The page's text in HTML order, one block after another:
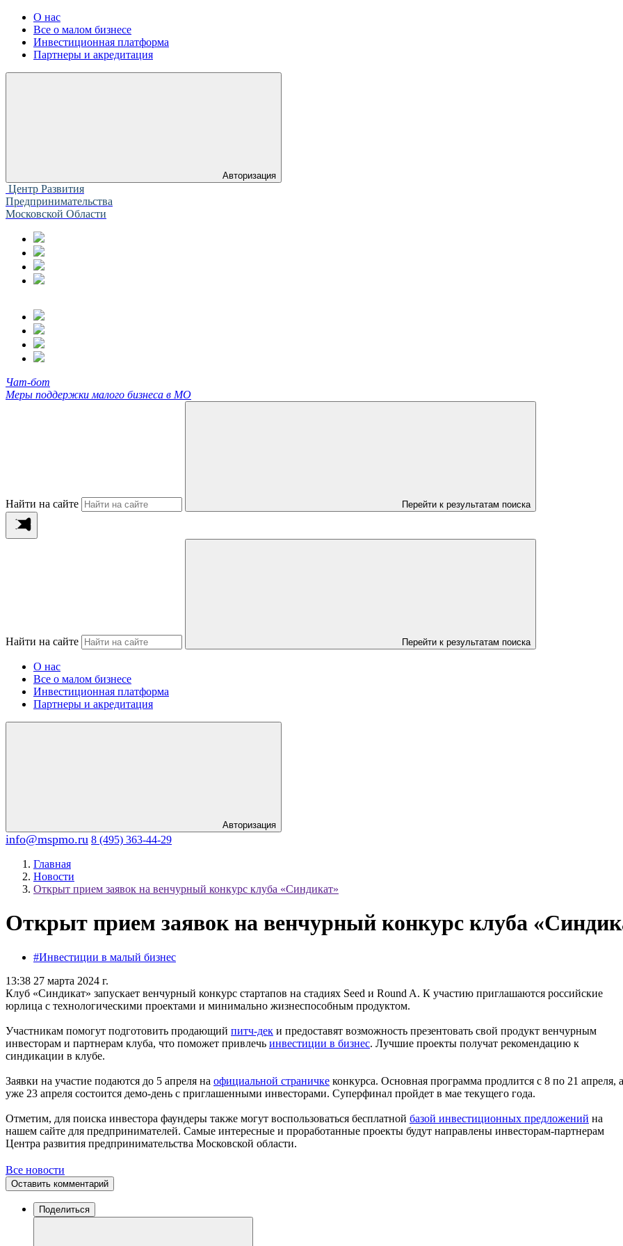
О нас
Все о малом бизнесе
Инвестиционная платформа
Партнеры и акредитация
Авторизация
Центр Развития
Предпринимательства
Московской Области
Чат-бот
Меры поддержки малого бизнеса в МО
Найти на сайте Перейти к результатам поиска
Найти на сайте Перейти к результатам поиска
О нас
Все о малом бизнесе
Инвестиционная платформа
Партнеры и акредитация
Авторизация
info@mspmo.ru 8 (495) 363-44-29
Главная
Новости
Открыт прием заявок на венчурный конкурс клуба «Синдикат»
Открыт прием заявок на венчурный конкурс клуба
#Инвестиции в малый бизнес
13:38 27 марта 2024 г.
Клуб «Синдикат» запускает венчурный конкурс стартапов на стадиях Seed и Round A. К участию приглашаются российские
юрлица с технологическими проектами и минимально жизнеспособным продуктом.
Участникам помогут подготовить продающий питч-дек и предоставят возможность презентовать свой продукт венчурным
инвесторам и партнерам клуба, что поможет привлечь инвестиции в бизнес. Лучшие проекты получат рекомендацию к
синдикации в клубе.
Заявки на участие подаются до 5 апреля на официальной страничке конкурса. Основная программа продлится с 8 по 21 апреля, а
уже 23 апреля состоится демо-день с приглашенными инвесторами. Суперфинал пройдет в мае текущего года.
Отметим, для поиска инвестора фаундеры также могут воспользоваться бесплатной базой инвестиционных предложений на
нашем сайте для предпринимателей. Самые интересные и проработанные проекты будут направлены инвесторам-партнерам
Центра развития предпринимательства Московской области.
Все новости
Оставить комментарий
Поделиться